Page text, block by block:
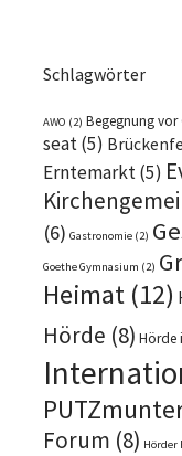
Schlagwörter
AWO (2) Begegnung vor
seat(5)
Erntemarkt(5)
(6) Gastronomie (2)
Goethe Gymnasium (2)
Heimat (12)
Hörde (8) Hörde
Forum (8) Hörder